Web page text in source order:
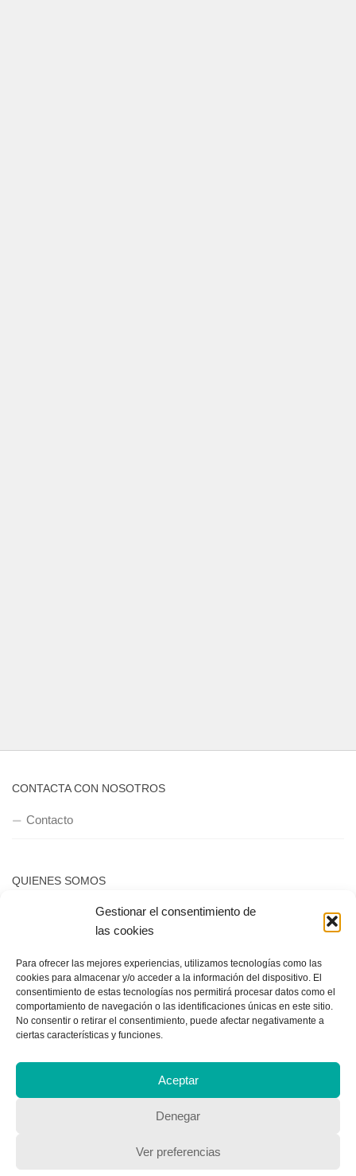
Gestionar el consentimiento de
las cookies
Para ofrecer las mejores experiencias, utilizamos tecnologías como las
cookies para almacenar y/o acceder a la información del dispositivo. El
consentimiento de estas tecnologías nos permitirá procesar datos como el
comportamiento de navegación o las identificaciones únicas en este sitio.
No consentir o retirar el consentimiento, puede afectar negativamente a
ciertas características y funciones.
Aceptar
Denegar
Ver preferencias
CONTACTA CON NOSOTROS
Contacto
QUIENES SOMOS
Quienes somos
POLÍTICA DE PRIVACIDAD
Política de privacidad